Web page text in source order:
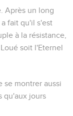
Après un long
fait qu'il s'est
à la résistance,
soit l'Eternel
se montrer aussi
qu'aux jours